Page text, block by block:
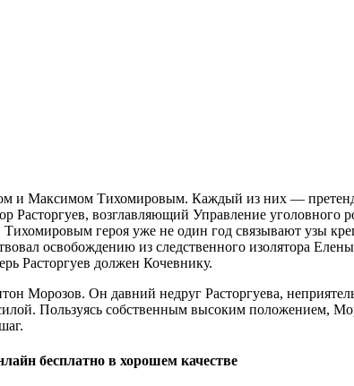
и Максимом Тихомировым. Каждый из них —
Расторгуев, возглавляющий Управление
Тихомировым героя уже не один год связывают узы
освобождению из следственного изолятора
Расторгуев должен Кочевнику.
Морозов. Он давний недруг Расторгуева,
Пользуясь собственным высоким положением,
бесплатно в хорошем качестве